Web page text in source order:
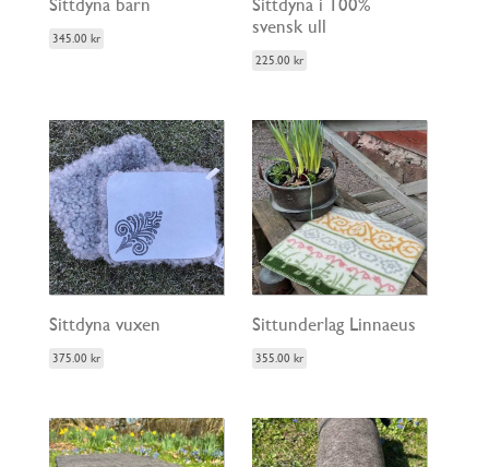
Sittdyna barn
345.00 kr
Sittdyna i 100%
svensk ull
225.00kr
Sittdyna vuxen
375.00 kr
Sittunderlag Linnaeus
355.00kr